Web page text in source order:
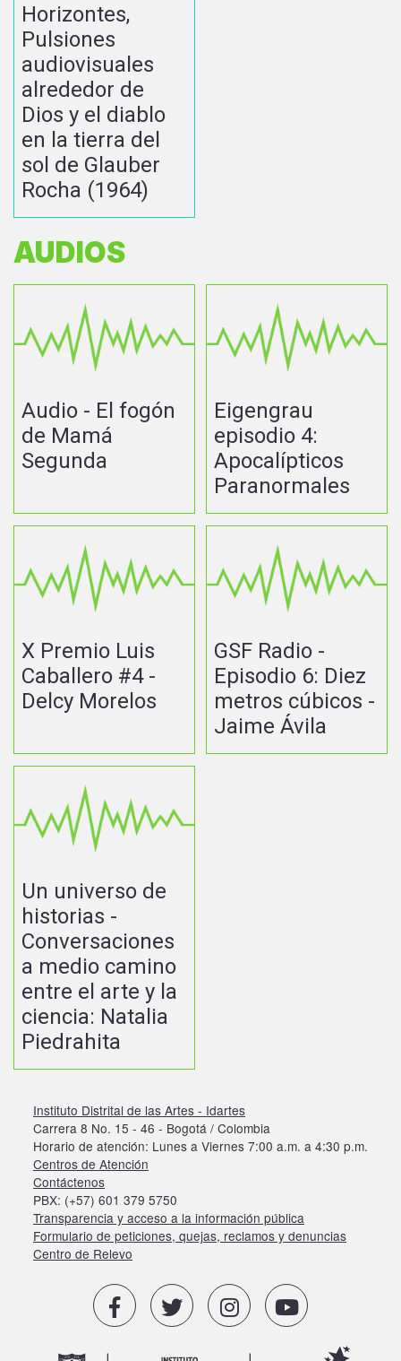
Horizontes,
Pulsiones
audiovisuales
alrededor de
Dios y el diablo
en la tierra del
sol de Glauber
Rocha (1964)
AUDIOS
Audio - El fogón
de Mamá
Segunda
Eigengrau
episodio 4:
Apocalípticos
Paranormales
X Premio Luis
Caballero #4 -
Delcy Morelos
GSF Radio -
Episodio 6: Diez
metros cúbicos -
Jaime Ávila
Un universo de
historias -
Conversaciones
a medio camino
entre el arte y la
ciencia: Natalia
Piedrahita
Instituto Distrital de las Artes - Idartes
Carrera 8 No. 15 - 46 - Bogotá / Colombia
Horario de atención: Lunes a Viernes 7:00 a.m. a 4:30 p.m.
Centros de Atención
Contáctenos
PBX: (+57) 601 379 5750
Transparencia y acceso a la información pública
Formulario de peticiones, quejas, reclamos y denuncias
Centro de Relevo